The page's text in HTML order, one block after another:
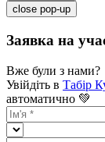
close pop-up
Заявка на
Вже були з нами?
Увійдіть в Табір
автоматично 💚